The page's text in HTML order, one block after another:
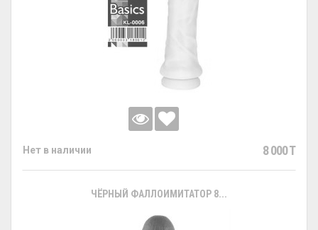
Нет в наличии 8 000 T
ЧЁРНЫЙ ФАЛЛОИМИТАТОР 8...